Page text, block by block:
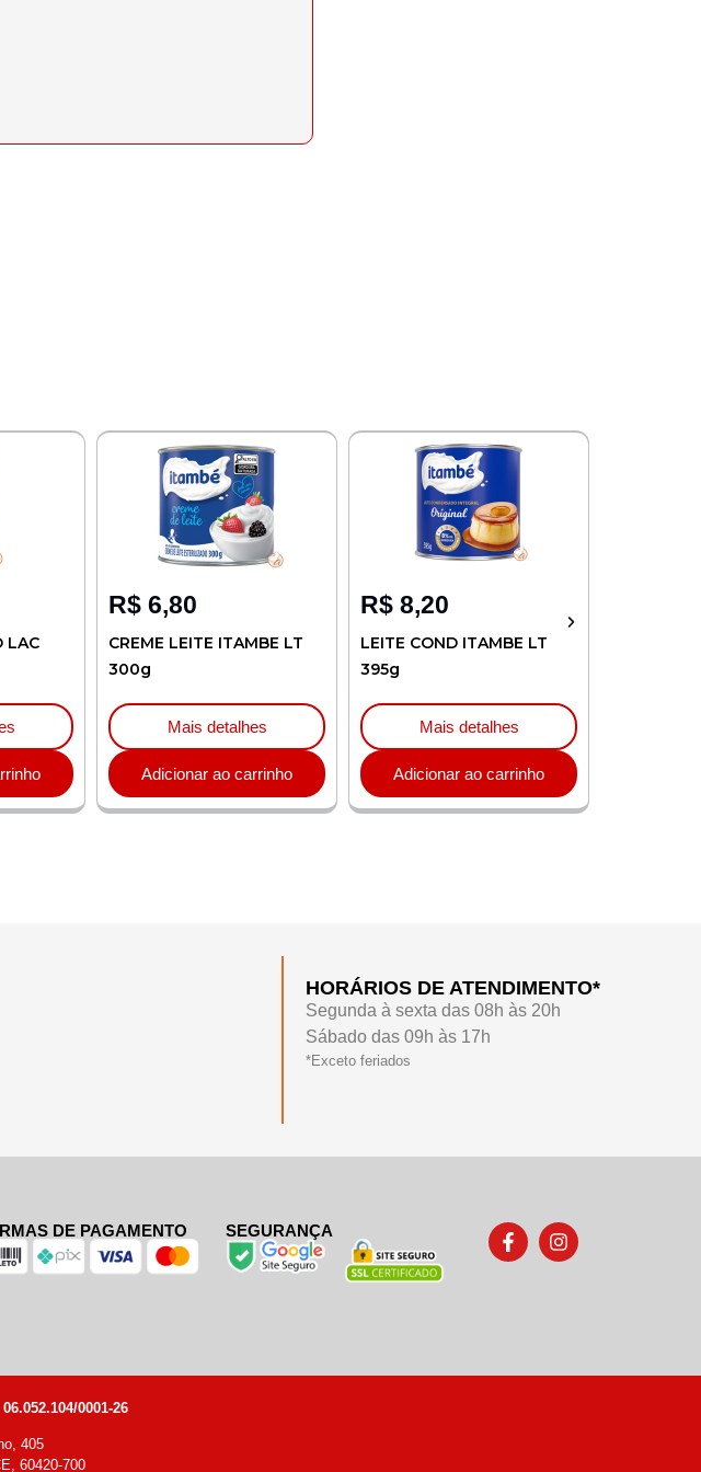
LAC
R$ 6,80
CREME LEITE ITAMBE LT
300g
Mais detalhes
Adicionar ao carrinho
R$ 8,20
LEITE COND ITAMBE LT
395g
Mais detalhes
Adicionar ao carrinho
HORÁRIOS DE ATENDIMENTO*
Segunda à sexta das 08h às 20h
Sábado das 09h às 17h
*Exceto feriados
DE PAGAMENTO SEGURANÇA
06.052.104/0001-26
405
60420-700